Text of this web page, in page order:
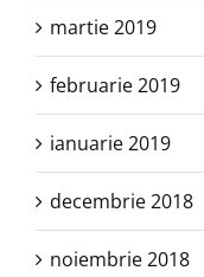
martie 2019
februarie 2019
ianuarie 2019
decembrie 2018
noiembrie 2018